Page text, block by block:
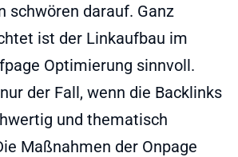
schwören darauf. Ganz
ist der Linkaufbau im
Optimierung sinnvoll.
der Fall, wenn die Backlinks
und thematisch
Maßnahmen der Onpage